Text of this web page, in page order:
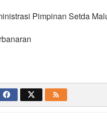
Pimpinan Setda